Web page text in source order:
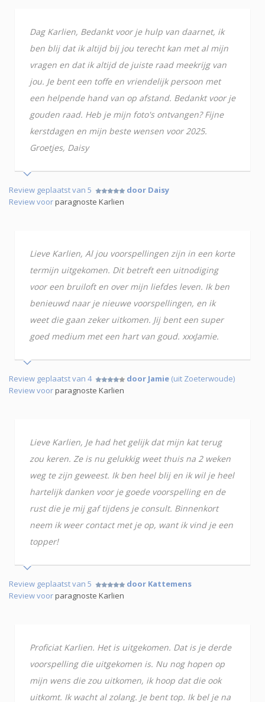
Dag Karlien, Bedankt voor je hulp van daarnet, ik
ben blij dat ik altijd bij jou terecht kan met al mijn
vragen en dat ik altijd de juiste raad meekrijg van
jou. Je bent een toffe en vriendelijk persoon met
een helpende hand van op afstand. Bedankt voor je
gouden raad. Heb je mijn foto's ontvangen? Fijne
kerstdagen en mijn beste wensen voor 2025.
Groetjes, Daisy
Review geplaatst van 5
door Daisy
Review voorparagnoste Karlien
Lieve Karlien, Al jou voorspellingen zijn in een korte
termijn uitgekomen. Dit betreft een uitnodiging
voor een bruiloft en over mijn liefdes leven. Ik ben
benieuwd naar je nieuwe voorspellingen, en ik
weet die gaan zeker uitkomen. Jij bent een super
goed medium met een hart van goud. xxxJamie.
Review geplaatst van 4 door Jamie (uit Zoeterwoude)
Review voorparagnoste Karlien
Lieve Karlien, Je had het gelijk dat mijn kat terug
zou keren. Ze is nu gelukkig weet thuis na 2 weken
weg te zijn geweest. Ik ben heel blij en ik wil je heel
hartelijk danken voor je goede voorspelling en de
rust die je mij gaf tijdens je consult. Binnenkort
neem ik weer contact met je op, want ik vind je een
topper!
Review geplaatst van 5
door Kattemens
Review voorparagnoste Karlien
Proficiat Karlien. Het is uitgekomen. Dat is je derde
voorspelling die uitgekomen is. Nu nog hopen op
mijn wens die zou uitkomen, ik hoop dat die ook
uitkomt. Ik wacht al zolang. Je bent top. Ik bel je na